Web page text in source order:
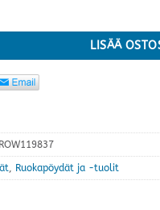
170x95 cm,
LISÄÄ
ROW119837
, Ruokapöydät ja -tuolit